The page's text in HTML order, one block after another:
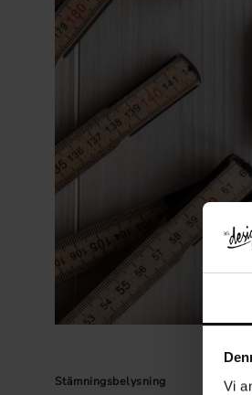
Vi
Stämningsbelysning